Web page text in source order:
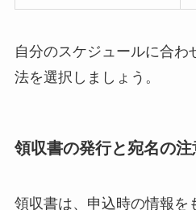
自分のスケジュールに合わ
法を選択しましょう。
領収書の発行と宛名の注
領収書は、申込時の情報を